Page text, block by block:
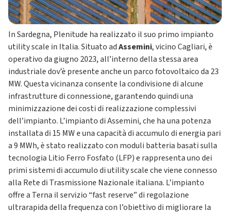
In Sardegna, Plenitude ha realizzato il suo primo impianto
utility scale in Italia. Situato adAssemini, vicino Cagliari, è
operativo da giugno 2023, all’interno della stessa area
industriale dov’è presente anche un parco fotovoltaico da 23
MW. Questa vicinanza consente la condivisione di alcune
infrastrutture di connessione, garantendo quindi una
minimizzazione dei costi di realizzazione complessivi
dell’impianto. L’impianto di Assemini, che ha una potenza
installata di 15 MW e una capacità di accumulo di energia pari
a 9 MWh, è stato realizzato con moduli batteria basati sulla
tecnologia Litio Ferro Fosfato (LFP) e rappresenta uno dei
primi sistemi di accumulo di utility scale che viene connesso
alla Rete di Trasmissione Nazionale italiana. L’impianto
offre a Terna il servizio “fast reserve” di regolazione
ultrarapida della frequenza con l’obiettivo di migliorare la